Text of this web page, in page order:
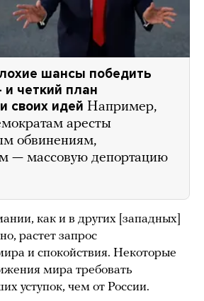
шансы победить
четкий план
своих идей Например,
аресты
обвинениям,
— массовую депортацию
как и в других [западных]
растет запрос
и спокойствия. Некоторые
мира требовать
уступок, чем от России.